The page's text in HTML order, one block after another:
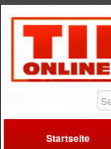
Startseite